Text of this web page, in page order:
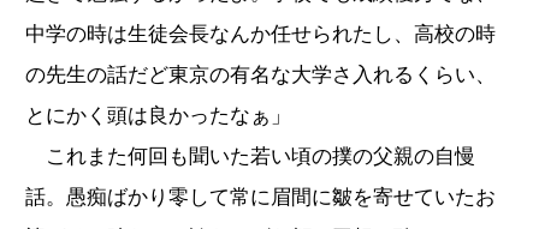
中学の時は生徒会長なんか任せられたし、高校の時
の先生の話だど東京の有名な大学さ入れるくらい、
とにかく頭は良かったなぁ」
これまた何回も聞いた若い頃の撲の父親の自慢
話。愚痴ばかり零して常に眉間に皺を寄せていたお